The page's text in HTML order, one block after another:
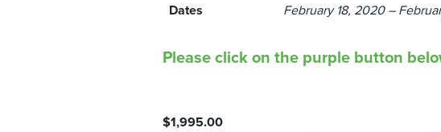
Dates
February 18, 2020 –
Please click on the purple button
$1,995.00